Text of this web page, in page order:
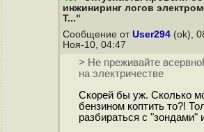
инжиниринг логов
T..."
Сообщение от User294 (ok),
Ноя-10, 04:47
> Не преживайте
на электричестве
Скорей бы уж. Сколько
бензином коптить то?!
разбираться с "зондами"